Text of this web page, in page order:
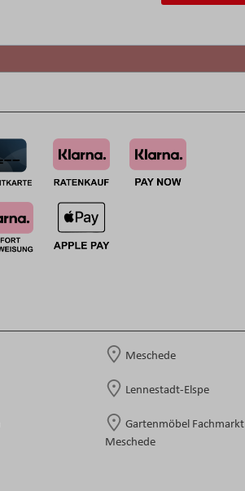
Meschede
Lennestadt-Elspe
Gartenmöbel Fachmarkt
Meschede